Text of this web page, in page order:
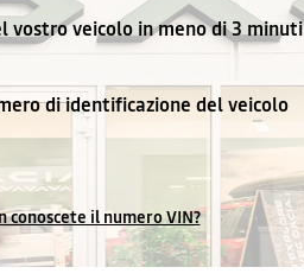
vostro veicolo in meno di 3 minuti
di identificazione del veicolo
conoscete il numero VIN?